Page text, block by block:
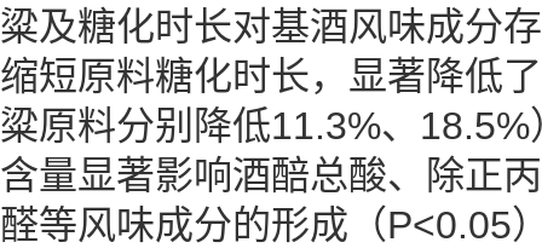
粱及糖化时长对基酒风味成分
缩短原料糖化时长，显著降低
粱原料分别降低11.3%、
含量显著影响酒醅总酸、除正
醛等风味成分的形成（P<0.05